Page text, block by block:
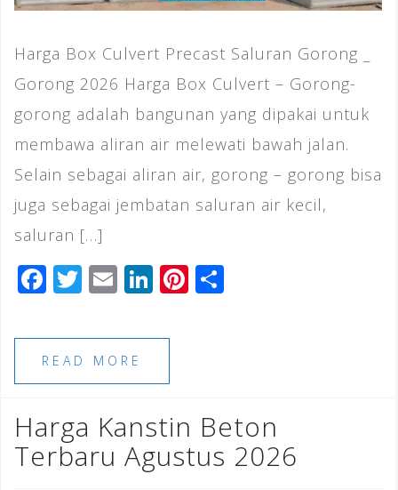
Harga Box Culvert Precast Saluran Gorong _
Gorong 2026 Harga Box Culvert – Gorong-
gorong adalah bangunan yang dipakai untuk
membawa aliran air melewati bawah jalan.
Selain sebagai aliran air, gorong – gorong bisa
juga sebagai jembatan saluran air kecil,
saluran […]
F
c
e
b
o
o
k
T
tt
e
r
E
ai
l
Li
k
dI
n
Pi
st
READ MORE
Harga Kanstin Beton
Terbaru Agustus 2026